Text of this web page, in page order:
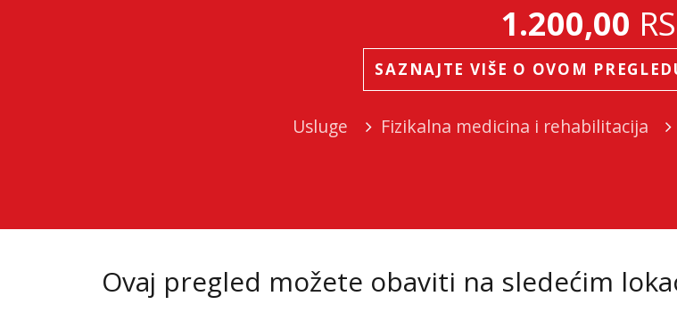
1.200,00
SAZNAJTE VIŠE O OVOM
Usluge Fizikalna medicina i rehabilitacija
Ovaj pregled možete obaviti na sledećim